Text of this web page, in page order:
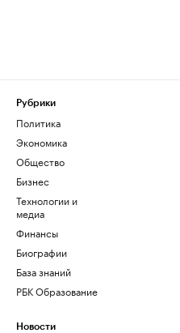
Рубрики
Политика
Экономика
Общество
Бизнес
Технологии и
медиа
Финансы
Биографии
База знаний
РБК Образование
Новости